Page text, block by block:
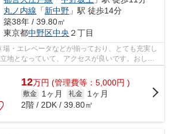
丸ノ内線 「新中野 」駅 徒歩14分
築38年 / 39.80㎡
東京都中野区中央 ２丁目
・エレベータなどが揃っており、とても充実し
地となっていて、アクセスが良いです。おしゃ
観タイル張り...
12万円 (管理費等：5,000円 )
敷金 1ヶ月 礼金
1ヶ月
2階 / 2DK / 39.80㎡